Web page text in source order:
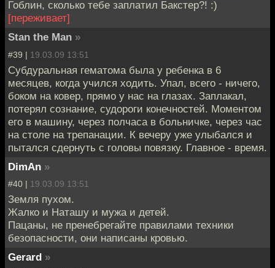
Гоблин, сколько тебе заплатил Бакстер?! :)
[переживает]
Stan the Man »
#39 | 19.03.09 13:51
Субдуральная гематома была у ребенка в 6
месяцев, когда учился ходить. Упал, всего - ничего,
боком на ковер, прямо у нас на глазах. Заплакал,
потерял сознание, судороги конечностей. Моментом
его в машину, через полчаса в больничке, через час
на столе на трепанации. К вечеру уже улыбался и
пытался сдернуть с головы повязку. Главное - время.
DimAn »
#40 | 19.03.09 13:51
Земля пухом.
Жалко и Наташу и мужа и детей.
Пацаны, не пренебрегайте правилами техники
безопасности, они написаны кровью.
Gerard »